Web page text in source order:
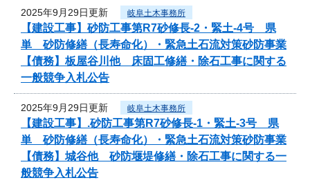
2025年9月29日更新 岐阜土木事務所
【建設工事】砂防工事第R7砂修長-2・緊土-4号 県
単 砂防修繕（長寿命化）・緊急土石流対策砂防事業
【債務】板屋谷川他 床固工修繕・除石工事に関する
一般競争入札公告
2025年9月29日更新 岐阜土木事務所
【建設工事】.砂防工事第R7砂修長-1・緊土-3号 県
単 砂防修繕（長寿命化）・緊急土石流対策砂防事業
【債務】城谷他 砂防堰堤修繕・除石工事に関する一
般競争入札公告